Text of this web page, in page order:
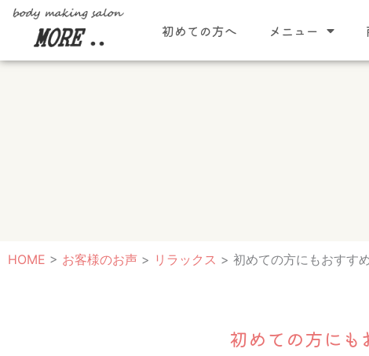
初めての方へ メニュー
HOME > お客様のお声 > リラックス > 初めての方にもおす
初めての方に